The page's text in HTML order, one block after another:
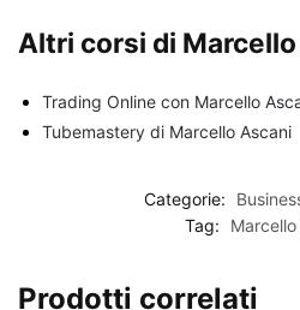
Altri corsi di
Trading Online con Marcello
Tubemastery di Marcello Ascani
Categorie:
Tag:
Prodotti correlati